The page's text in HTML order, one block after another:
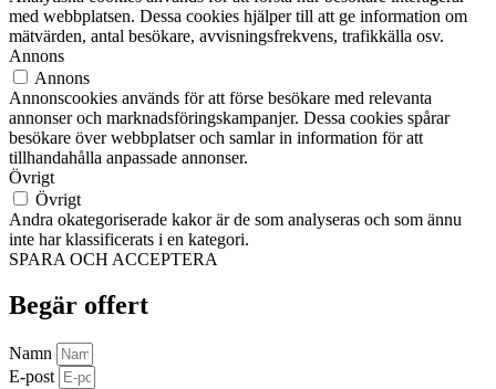
med webbplatsen. Dessa cookies hjälper till att ge information om
mätvärden, antal besökare, avvisningsfrekvens, trafikkälla osv.
Annons
Annons
Annonscookies används för att förse besökare med relevanta
annonser och marknadsföringskampanjer. Dessa cookies spårar
besökare över webbplatser och samlar in information för att
tillhandahålla anpassade annonser.
Övrigt
Övrigt
Andra okategoriserade kakor är de som analyseras och som ännu
inte har klassificerats i en kategori.
SPARA OCH ACCEPTERA
Begär offert
Namn
E-post